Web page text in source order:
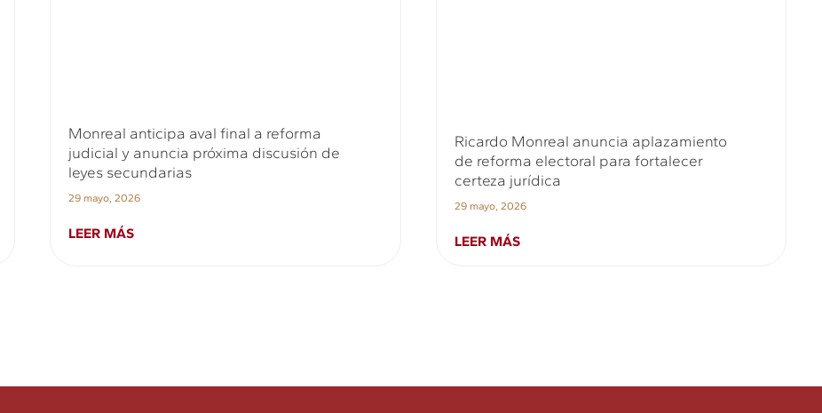
Monreal anticipa aval final a reforma
judicial y anuncia próxima discusión de
leyes secundarias
29 mayo, 2026
LEER MÁS
Ricardo Monreal anuncia aplazamiento
de reforma electoral para fortalecer
certeza jurídica
29 mayo, 2026
LEER MÁS